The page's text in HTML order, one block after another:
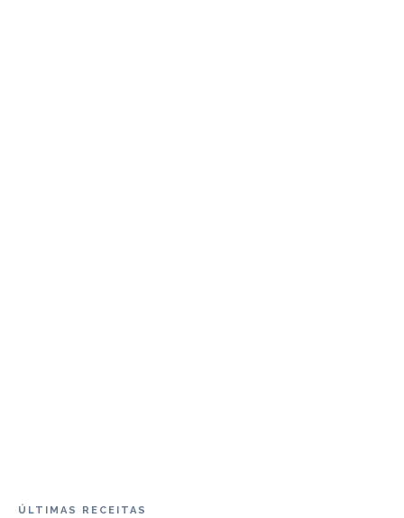
ÚLTIMAS RECEITAS